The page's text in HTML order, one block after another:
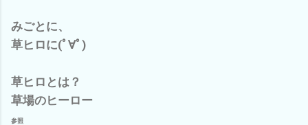
みごとに、
草ヒロに(ﾟ∀ﾟ)
草ヒロとは？
草場のヒーロー
参照